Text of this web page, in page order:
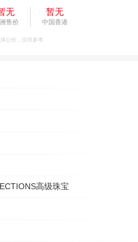
无
售价
暂无
中国香港
公价，仅供参考
高级珠宝